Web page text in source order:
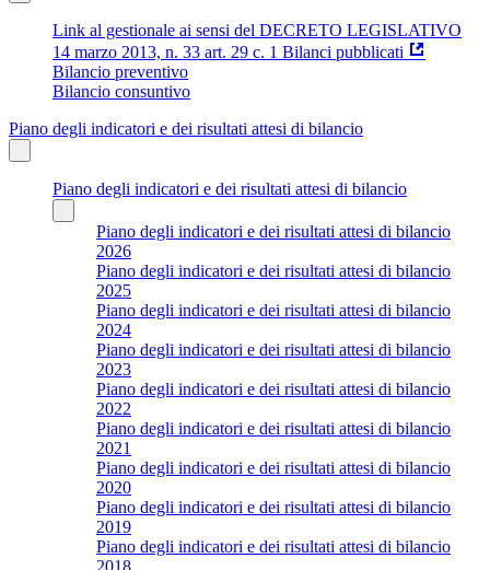
Link al gestionale ai sensi del DECRETO LEGISLATIVO
14 marzo 2013, n. 33 art. 29 c. 1 Bilanci pubblicati
Bilancio preventivo
Bilancio consuntivo
Piano degli indicatori e dei risultati attesi di bilancio
Piano degli indicatori e dei risultati attesi di bilancio
Piano degli indicatori e dei risultati attesi di bilancio
2026
Piano degli indicatori e dei risultati attesi di bilancio
2025
Piano degli indicatori e dei risultati attesi di bilancio
2024
Piano degli indicatori e dei risultati attesi di bilancio
2023
Piano degli indicatori e dei risultati attesi di bilancio
2022
Piano degli indicatori e dei risultati attesi di bilancio
2021
Piano degli indicatori e dei risultati attesi di bilancio
2020
Piano degli indicatori e dei risultati attesi di bilancio
2019
Piano degli indicatori e dei risultati attesi di bilancio
2018